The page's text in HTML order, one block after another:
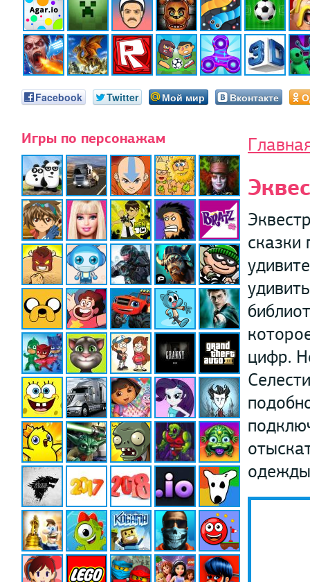
Facebook Twitter Мой мир Вконтакте
Игры по персонажам
цифр.